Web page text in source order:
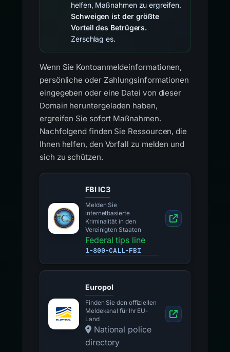
helfen, Maßnahmen zu ergreifen.
Schweigen ist der größte
Vorteil des Betrügers.
Zerschlag es.
Wenn Sie Kontoanmeldeinformationen,
persönliche oder Zahlungsinformationen
eingegeben oder eine Datei von dieser
Domain heruntergeladen haben,
ergreifen Sie sofort Maßnahmen.
Nachfolgend finden Sie Ressourcen, die
Ihnen helfen, den Vorfall zu melden und
sich zu schützen.
FBI IC3
Melden Sie
internetbasierte
Kriminalität in den
Vereinigten Staaten
Federal tips line
1-800-CALL-FBI
Europol
Finden Sie den offiziellen
Meldekanal für Ihr EU-
Land
National police
directory